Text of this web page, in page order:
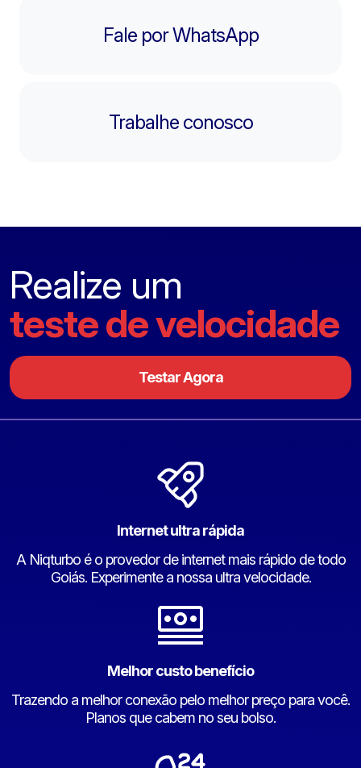
Fale por WhatsApp
Trabalhe conosco
Realize um
teste de velocidade
Testar Agora
Internet ultra rápida
A Niqturbo é o provedor de internet mais rápido de todo
Goiás. Experimente a nossa ultra velocidade.
Melhor custo benefício
Trazendo a melhor conexão pelo melhor preço para você.
Planos que cabem no seu bolso.